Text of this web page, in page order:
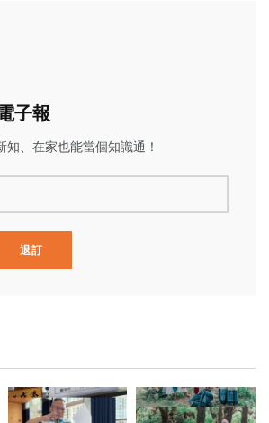
子報
知、在家也能當個知識通！
退訂